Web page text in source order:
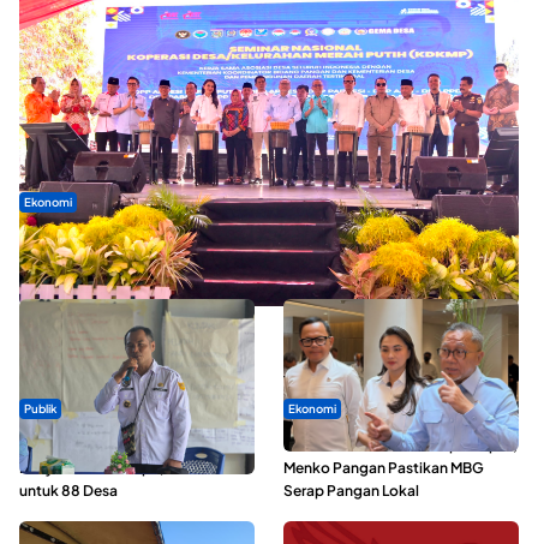
Ekonomi
Seminar di Ternate, Mendes Perkuat Sinergi Percepatan
Kopdes Merah Putih
Publik
ABDESI Morotai Apresiasi
Penyaluran ADD Rp3,13 Miliar
untuk 88 Desa
Ekonomi
SPPG di Maluku Utara Dipercepat,
Menko Pangan Pastikan MBG
Serap Pangan Lokal